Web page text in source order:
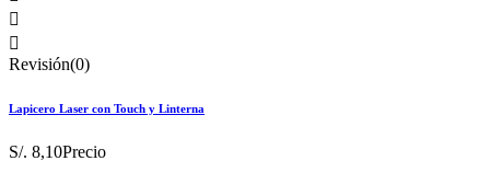


Revisión(0)
Lapicero Laser con Touch y Linterna
S/. 8,10Precio